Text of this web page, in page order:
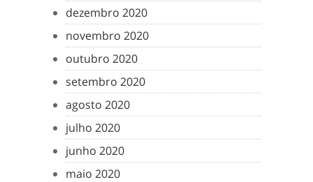
dezembro 2020
novembro 2020
outubro 2020
setembro 2020
agosto 2020
julho 2020
junho 2020
maio 2020